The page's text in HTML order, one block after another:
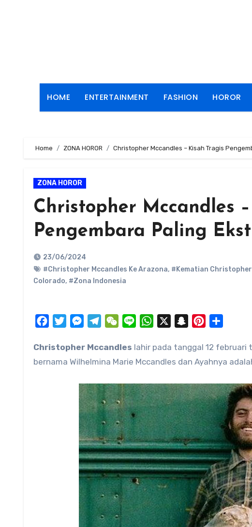
HOME ENTERTAINMENT FASHION HOROR
Home ZONA HOROR Christopher Mccandles – Kisah Tragis
ZONA HOROR
Christopher Mccandles
Pengembara Paling
23/06/2024
#Christopher Mccandles Ke Arazona, #Kematian
Colorado, #Zona Indonesia
FacebookTwitterMessengerTelegramWeChat
Line WhatsApp SnapchatPinterest
Christopher Mccandles lahir pada tanggal 12 februari
bernama Wilhelmina Marie Mccandles dan Ayahnya